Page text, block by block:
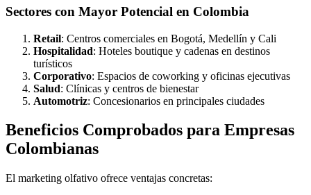
Sectores con Mayor Potencial en Colombia
Retail: Centros comerciales en Bogotá, Medellín y Cali
Hospitalidad: Hoteles boutique y cadenas en destinos
turísticos
Corporativo: Espacios de coworking y oficinas ejecutivas
Salud: Clínicas y centros de bienestar
Automotriz: Concesionarios en principales ciudades
Beneficios Comprobados para Empresas
Colombianas
El marketing olfativo ofrece ventajas concretas: